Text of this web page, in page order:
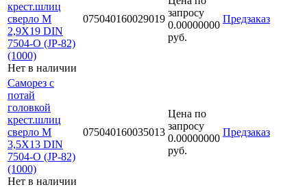
крест.шлиц
сверло М
2,9Х19 DIN
7504-O (JP-82)
(1000)
Нет в наличии
075040160029019
запросу
0.00000000
руб.
Предзаказ
Саморез с
потай
головкой
крест.шлиц
сверло М
3,5Х13 DIN
7504-O (JP-82)
(1000)
Нет в наличии
075040160035013
Цена по
запросу
0.00000000
руб.
Предзаказ